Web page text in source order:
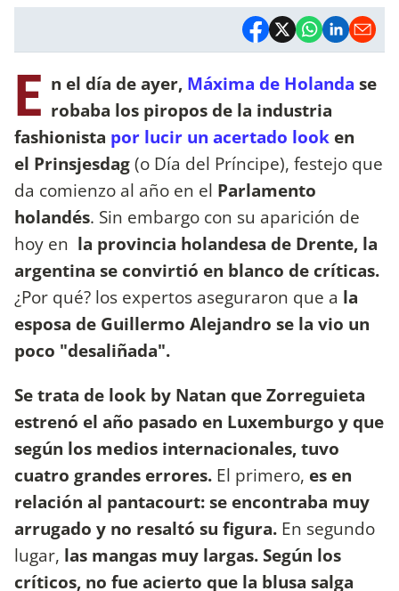
E n el día de ayer, Máxima de Holanda se
robaba los piropos de la industria
fashionista por lucir un acertado look en
el Prinsjesdag(o Día del Príncipe), festejo que
da comienzo al año en el Parlamento
holandés. Sin embargo con su aparición de
hoy en la provincia holandesa de Drente, la
argentina se convirtió en blanco de críticas.
¿Por qué? los expertos aseguraron que a la
esposa de Guillermo Alejandro se la vio un
poco "desaliñada".
Se trata de look by Natan que Zorreguieta
estrenó el año pasado en Luxemburgo y que
según los medios internacionales, tuvo
cuatro grandes errores. El primero, es en
relación al pantacourt: se encontraba muy
arrugado y no resaltó su figura. En segundo
lugar, las mangas muy largas. Según los
críticos, no fue acierto que la blusa salga